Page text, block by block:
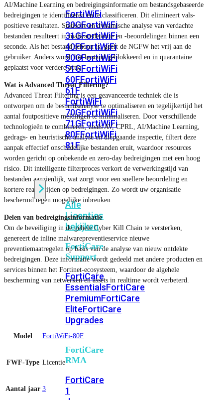
FortiWiFi
30GFortiWiFi
31GFortiWiFi
40FFortiWiFi
50GFortiWiFi
51GFortiWiFi
60FFortiWiFi
61F
FortiWiFi
70GFortiWiFi
71GFortiWiFi
80FFortiWiFi
81F
Licentie
Alle
Licenties
bekijken
FortiCare
Support
FortiCare
EssentialsFortiCare
PremiumFortiCare
EliteFortiCare
Upgrades
FortiCare
RMA
FortiCare
1
AI/Machine Learning en bedreigingsinformatie om bestandsgebaseerde
bedreigingen te identificeren en te classificeren. Dit elimineert vals-
positieve resultaten. Statische en dynamische analyse van verdachte
bestanden resulteert in malwaredetectie en -beoordelingen binnen een
seconde. Als het bestand schoon is, geeft de NGFW het vrij aan de
gebruiker. Anders wordt het bestand geblokkeerd en in quarantaine
geplaatst voor verdere actie.
Wat is Advanced Threat Filtering?
Advanced Threat Filtering is een geavanceerde techniek die is
ontworpen om de bestandsanalyse te optimaliseren en tegelijkertijd het
aantal foutpositieve meldingen te minimaliseren. Door verschillende
technologieën te combineren, zoals AV, CPRL, AI/Machine Learning,
gedrags- en heuristische analyse en diepgaande inspectie, filtert deze
aanpak effectief onschadelijke bestanden eruit, waardoor resources
worden gericht op onbekende en zero-day bedreigingen met een hoog
risico. Dit intelligente filterproces verkort de verwerkingstijd van
bestanden aanzienlijk, wat zorgt voor een snellere beoordeling en
kortere reactietijden op bedreigingen. Zo wordt uw organisatie
beschermd tegen mogelijke inbreuken.
Delen van bedreigingsinformatie
Om de beveiliging in de gehele Cyber ​​Kill Chain te versterken,
genereert de inline malwarepreventieservice nieuwe
preventiemaatregelen op basis van de analyse van nieuw ontdekte
bedreigingen. Deze informatie wordt gedeeld met andere producten en
services binnen het Fortinet-ecosysteem, waardoor de algehele
bescherming van netwerken en assets in realtime wordt verbeterd.
Model FortiWiFi-80F
FWF-Type Licentie
Aantal jaar 3